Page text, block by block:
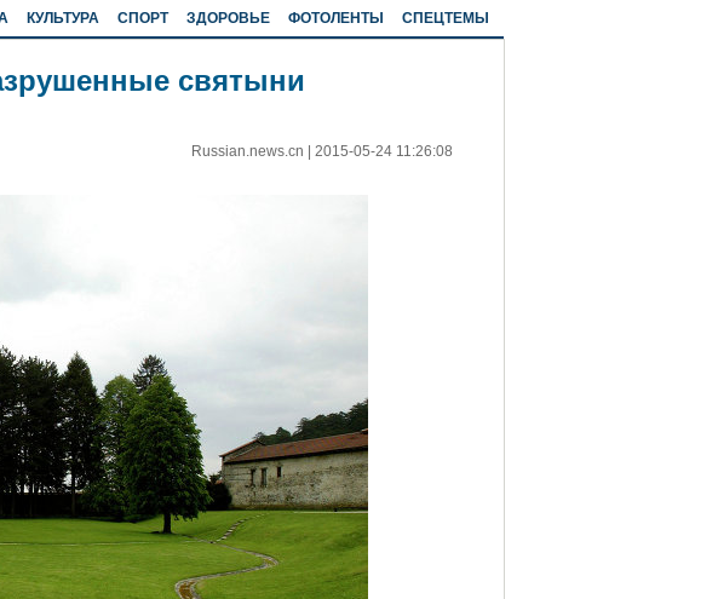
КУЛЬТУРА СПОРТ ЗДОРОВЬЕ ФОТОЛЕНТЫ СПЕЦТЕМЫ
святыни
Russian.news.cn 2015-05-24 11:26:08